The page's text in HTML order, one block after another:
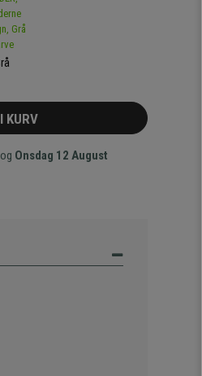
KURV
og Onsdag 12 August